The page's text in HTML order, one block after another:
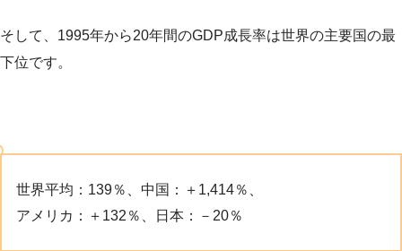
そして、1995年から20年間のGDP成長率は世界の主要国の最
下位です。
世界平均：139％、中国：＋1,414％、
アメリカ：＋132％、日本：－20％